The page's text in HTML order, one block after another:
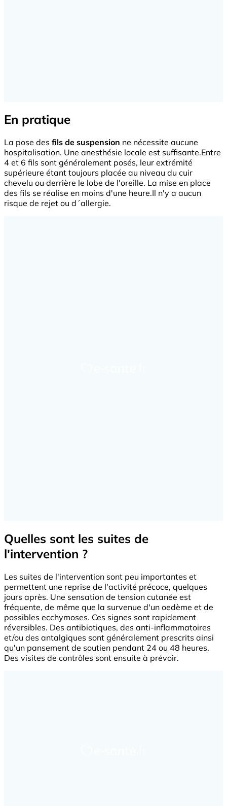
En pratique
La pose des fils de suspension ne nécessite aucune
hospitalisation. Une anesthésie locale est suffisante.Entre
4 et 6 fils sont généralement posés, leur extrémité
supérieure étant toujours placée au niveau du cuir
chevelu ou derrière le lobe de l'oreille. La mise en place
des fils se réalise en moins d'une heure.Il n'y a aucun
risque de rejet ou d´allergie.
Quelles sont les suites de
l'intervention ?
Les suites de l'intervention sont peu importantes et
permettent une reprise de l'activité précoce, quelques
jours après. Une sensation de tension cutanée est
fréquente, de même que la survenue d'un oedème et de
possibles ecchymoses. Ces signes sont rapidement
réversibles. Des antibiotiques, des anti-inflammatoires
et/ou des antalgiques sont généralement prescrits ainsi
qu'un pansement de soutien pendant 24 ou 48 heures.
Des visites de contrôles sont ensuite à prévoir.